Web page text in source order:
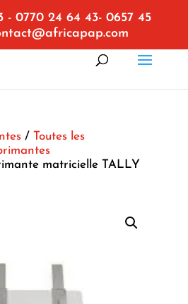
- 0770 24 64 43- 0657 45
/ Toutes les
matricielle TALLY